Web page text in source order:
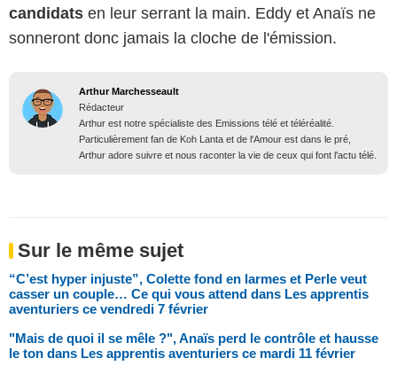
candidats en leur serrant la main. Eddy et Anaïs ne
sonneront donc jamais la cloche de l'émission.
Arthur Marchesseault
Rédacteur
Arthur est notre spécialiste des Emissions télé et téléréalité.
Particulièrement fan de Koh Lanta et de l'Amour est dans le pré,
Arthur adore suivre et nous raconter la vie de ceux qui font l'actu télé.
Sur le même sujet
“C’est hyper injuste”, Colette fond en larmes et Perle veut
casser un couple… Ce qui vous attend dans Les apprentis
aventuriers ce vendredi 7 février
"Mais de quoi il se mêle ?", Anaïs perd le contrôle et hausse
le ton dans Les apprentis aventuriers ce mardi 11 février